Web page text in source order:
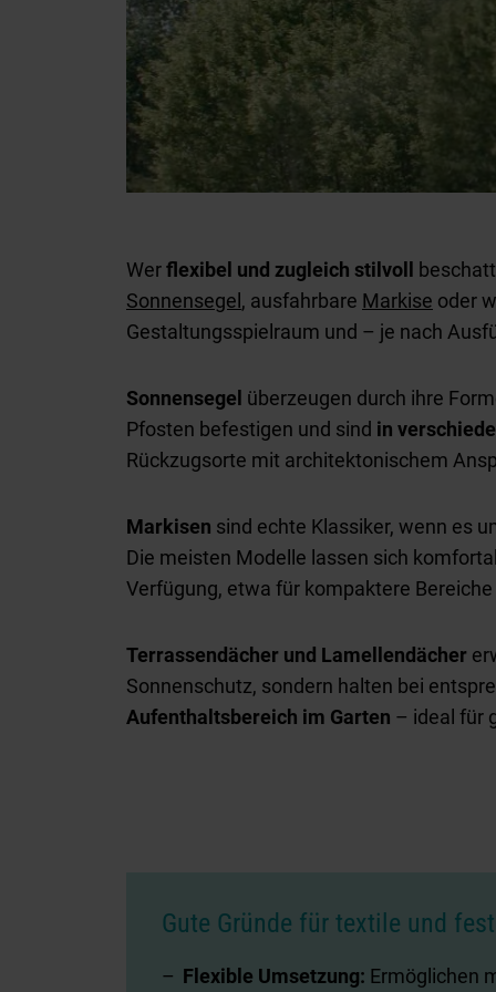
Werflexibel und zugleich stilvoll
Sonnensegel , ausfahrbare Markise oder
Gestaltungsspielraum und – je nach
Sonnensegel überzeugen durch ihre
Pfosten befestigen und sind in
Rückzugsorte mit architektonischem
Markisen sind echte Klassiker, wenn es
Die meisten Modelle lassen sich
Verfügung, etwa für kompaktere
Terrassendächer und Lamellendächer
Sonnenschutz, sondern halten bei
Aufenthaltsbereich im Garten – ideal für
Gute Gründe für textile und
Flexible Umsetzung: Ermöglichen